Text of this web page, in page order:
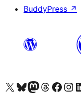
BuddyPress ↗
Visit our X (formerly Twitter) account
Visit our Bluesky account
Visit our Mastodon account
Visit our Threads
Visit our Facebook page
Visit our